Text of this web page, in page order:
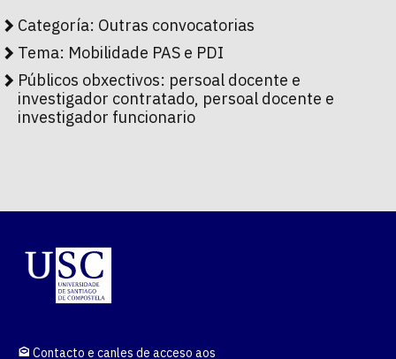
Categoría: Outras convocatorias
Tema: Mobilidade PAS e PDI
Públicos obxectivos: persoal docente e
investigador contratado, persoal docente e
investigador funcionario
Contacto e canles de acceso aos